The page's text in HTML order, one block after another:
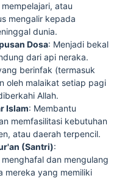
atau
mengalir kepada
dunia.
Dosa: Menjadi bekal
dari api neraka.
berinfak (termasuk
oleh malaikat setiap pagi
Allah.
Islam: Membantu
memfasilitasi kebutuhan
atau daerah terpencil.
(Santri):
dan mengulang
mereka yang memiliki